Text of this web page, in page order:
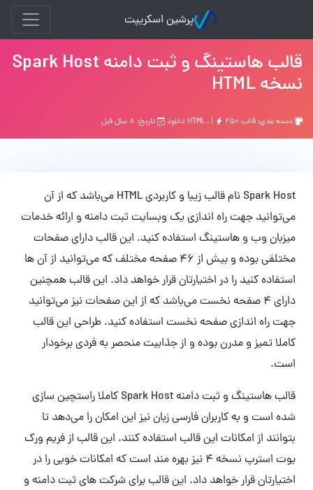
پرشین اسکریپت
قالب هاستینگ و ثبت دامنه Spark Host
نسخه HTML
دسته بندی: قالب HTML , | ۲۵۰ دانلود تاریخ: ۸ سال قبل
Spark Host نام قالب زیبا و کاربردی HTML می‌باشد که از آن
می‌توانید جهت راه اندازی یک وبسایت ثبت دامنه و ارائه خدمات
میزبان وب و هاستینگ استفاده کنید. این قالب دارای صفحات
مختلفی بوده و بیش از 46 صفحه مختلف که می‌توانید از آن ها
استفاده کنید را در اختیارتان قرار خواهد داد. این قالب همچنین
دارای 4 صفحه نخست می‌باشد که از این صفحات نیز می‌توانید
جهت راه اندازی صفحه نخست استفاده کنید. طراحی این قالب
کاملا تمیز و مدرن بوده و از جذابیت منحصر به فردی برخودار
است.
قالب هاستینگ و ثبت دامنه Spark Host کاملا راستچین سازی
شده است و به کاربران فارسی زبان نیز این امکان را می‌دهد تا
بتوانند از امکانات این قالب استفاده کنند. این قالب از فریم ورک
بوت استرپ نسخه 4 نیز بهره مند است که امکانات خوبی را در
اختیارتان قرار خواهد داد. این قالب برای شرکت های ثبت دامنه و